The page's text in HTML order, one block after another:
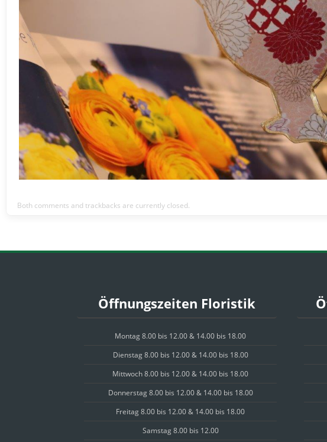
Both comments and trackbacks are currently closed.
Öffnungszeiten Floristik
Montag 8.00 bis 12.00 & 14.00 bis 18.00
Dienstag 8.00 bis 12.00 & 14.00 bis 18.00
Mittwoch 8.00 bis 12.00 & 14.00 bis 18.00
Donnerstag 8.00 bis 12.00 & 14.00 bis 18.00
Freitag 8.00 bis 12.00 & 14.00 bis 18.00
Samstag 8.00 bis 12.00